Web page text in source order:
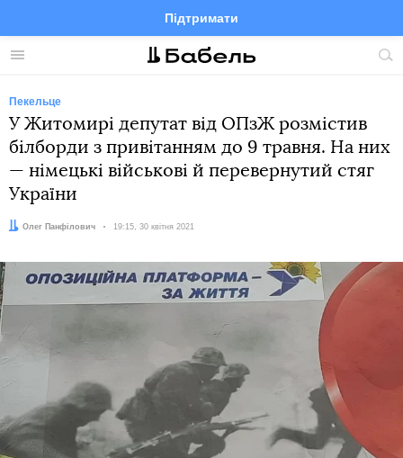
Меню
Підтримати
FacebookTelegramTwitter
Пекельце
У Житомирі депутат від ОПзЖ розмістив
білборди з привітанням до 9 травня. На них
— німецькі військові й перевернутий стяг
України
Автор:
Олег Панфілович Дата:
19:15, 30 квітня 2021